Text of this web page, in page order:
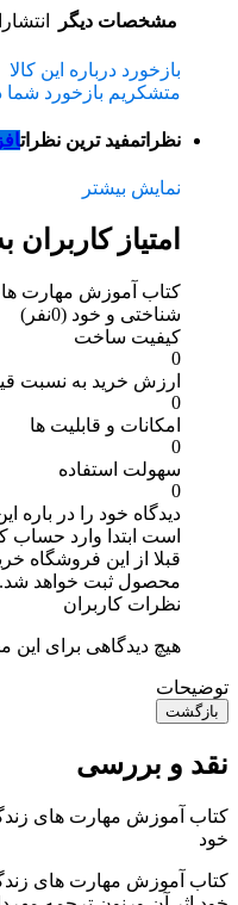
مشخصات دیگر
بازخورد درباره این کالا
متشکریم بازخورد
نظراتمفید ترین نظرات
نمایش بیشتر
امتیاز کاربران
شناختی و خود (0نفر)
کیفیت ساخت
0
ارزش خرید به نسبت
0
امکانات و قابلیت ها
0
سهولت استفاده
0
دیدگاه خود را در باره
است ابتدا وارد حساب
قبلا از این فروشگاه
محصول ثبت خواهد شد.
نظرات کاربران
هیچ دیدگاهی برای
توضیحات
بازگشت
نقد و بررسی
خود